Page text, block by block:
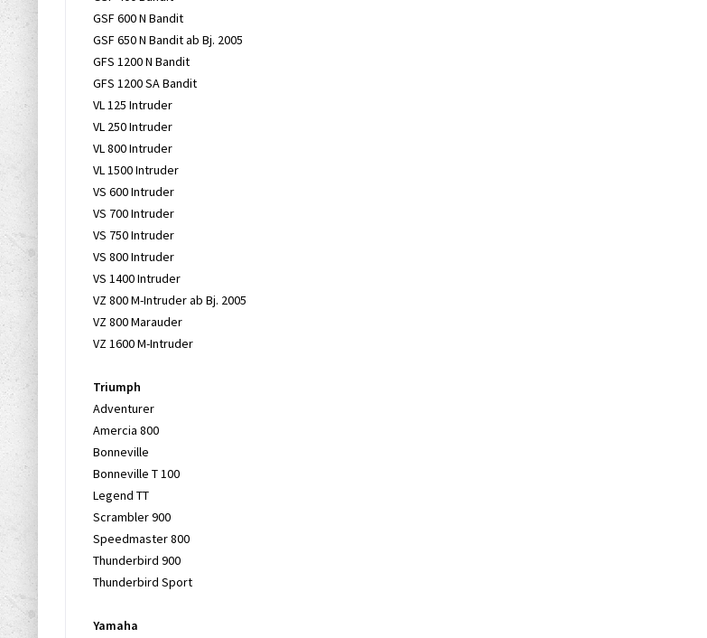
GSF 600 N Bandit
GSF 650 N Bandit ab Bj. 2005
GFS 1200 N Bandit
GFS 1200 SA Bandit
VL 125 Intruder
VL 250 Intruder
VL 800 Intruder
VL 1500 Intruder
VS 600 Intruder
VS 700 Intruder
VS 750 Intruder
VS 800 Intruder
VS 1400 Intruder
VZ 800 M-Intruder ab Bj. 2005
VZ 800 Marauder
VZ 1600 M-Intruder
Triumph
Adventurer
Amercia 800
Bonneville
Bonneville T 100
Legend TT
Scrambler 900
Speedmaster 800
Thunderbird 900
Thunderbird Sport
Yamaha